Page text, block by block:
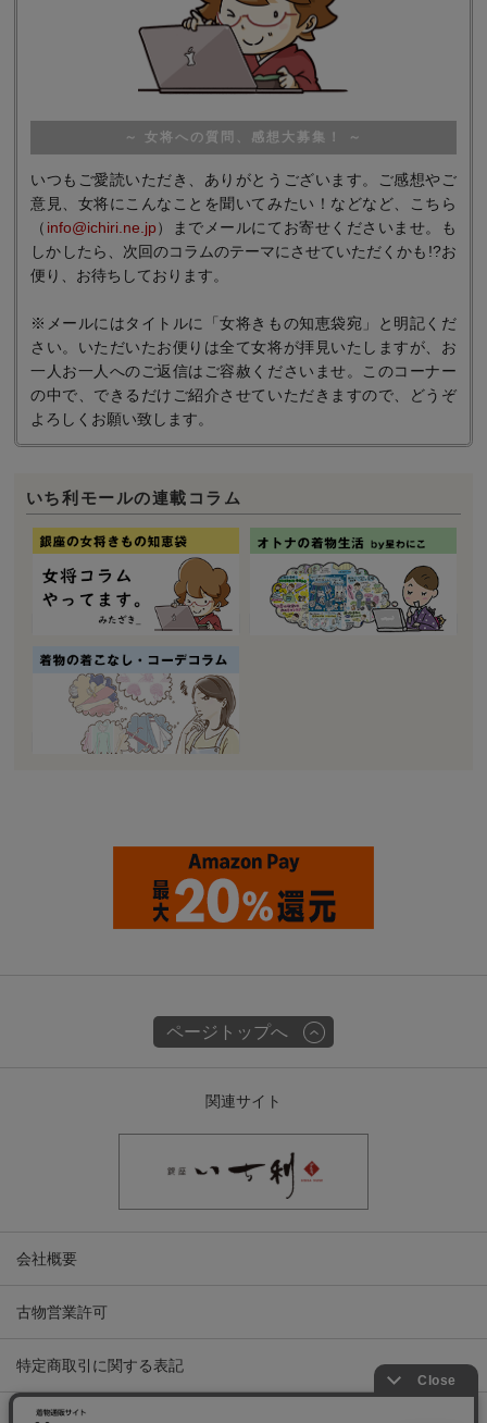
～ 女将への質問、感想大募集！ ～
いつもご愛読いただき、ありがとうございます。ご感想やご
意見、女将にこんなことを聞いてみたい！などなど、こちら
（ info@ichiri.ne.jp）までメールにてお寄せくださいませ。も
しかしたら、次回のコラムのテーマにさせていただくかも!?お
便り、お待ちしております。
※メールにはタイトルに「女将きもの知恵袋宛」と明記くだ
さい。いただいたお便りは全て女将が拝見いたしますが、お
一人お一人へのご返信はご容赦くださいませ。このコーナー
の中で、できるだけご紹介させていただきますので、どうぞ
よろしくお願い致します。
いち利モールの連載コラム
ページトップへ
関連サイト
会社概要
古物営業許可
特定商取引に関する表記
プライバシーポリシー